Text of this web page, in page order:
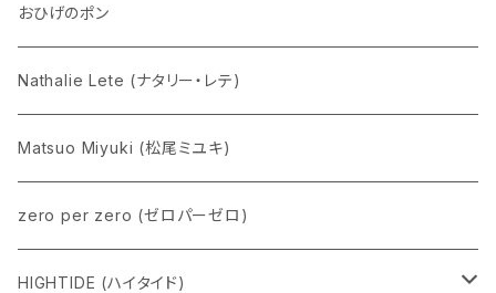
Eddie パンダ
クマちゃん
ケロペチーノ
おひげのポン
Nathalie Lete (ナタリー・レテ)
Matsuo Miyuki (松尾ミユキ)
zero per zero (ゼロパーゼロ)
HIGHTIDE (ハイタイド)